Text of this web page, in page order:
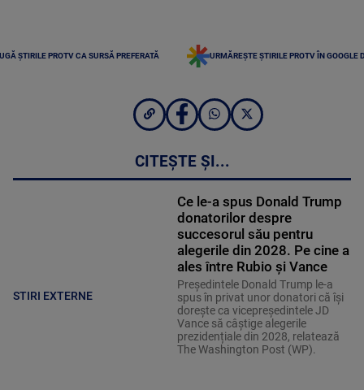
ȘTIRILE PROTV CA SURSĂ PREFERATĂ URMĂREȘTE ȘTIRILE PROTV ÎN GOOGLE
CITEȘTE ȘI...
STIRI EXTERNE
Ce le-a spus Donald Trump
donatorilor despre
succesorul său pentru
alegerile din 2028. Pe cine a
ales între Rubio și Vance
Președintele Donald Trump le-a
spus în privat unor donatori că își
dorește ca vicepreședintele JD
Vance să câștige alegerile
prezidențiale din 2028, relatează
The Washington Post (WP).